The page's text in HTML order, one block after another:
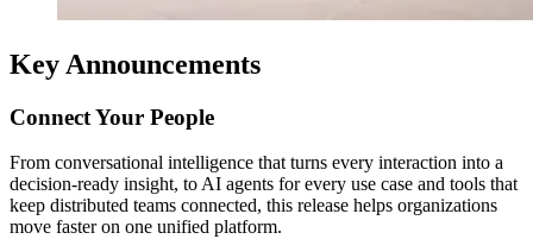
Key Announcements
Connect Your People
From conversational intelligence that turns every interaction into a
decision-ready insight, to AI agents for every use case and tools that
keep distributed teams connected, this release helps organizations
move faster on one unified platform.